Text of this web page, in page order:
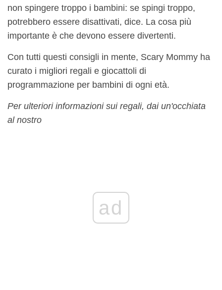
non spingere troppo i bambini: se spingi troppo,
potrebbero essere disattivati, dice. La cosa più
importante è che devono essere divertenti.
Con tutti questi consigli in mente, Scary Mommy ha
curato i migliori regali e giocattoli di
programmazione per bambini di ogni età.
Per ulteriori informazioni sui regali, dai un'occhiata
al nostro
ad